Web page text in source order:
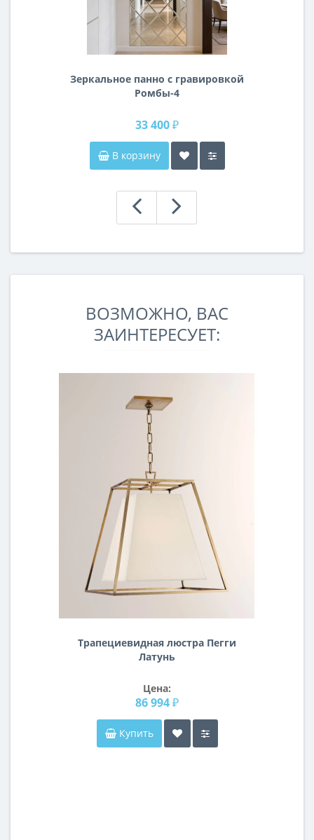
Зеркальное панно с гравировкой
Ромбы-4
33 400 ₽
В корзину
ВОЗМОЖНО, ВАС
ЗАИНТЕРЕСУЕТ:
Трапециевидная люстра Пегги
Латунь
Цена:
86 994 ₽
Купить